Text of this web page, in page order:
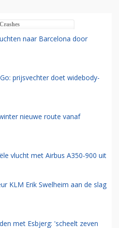
Crashes
naar Barcelona door
prijsvechter doet widebody-
nieuwe route vanaf
vlucht met Airbus A350-900 uit
KLM Erik Swelheim aan de slag
met Esbjerg: 'scheelt zeven